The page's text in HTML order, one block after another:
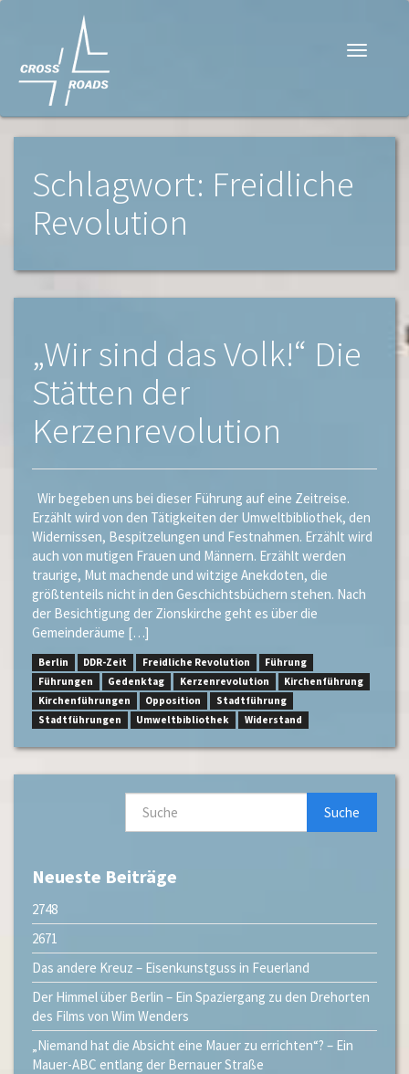
Schlagwort: Freidliche
Revolution
„Wir sind das Volk!“ Die
Stätten der
Kerzenrevolution
Wir begeben uns bei dieser Führung auf eine Zeitreise.
Erzählt wird von den Tätigkeiten der Umweltbibliothek, den
Widernissen, Bespitzelungen und Festnahmen. Erzählt wird
auch von mutigen Frauen und Männern. Erzählt werden
traurige, Mut machende und witzige Anekdoten, die
größtenteils nicht in den Geschichtsbüchern stehen. Nach
der Besichtigung der Zionskirche geht es über die
Gemeinderäume […]
Berlin DDR-Zeit Freidliche Revolution
Führung
Führungen
Gedenktag Kerzenrevolution
Kirchenführung
Kirchenführungen
Opposition
Stadtführung
Stadtführungen
Umweltbibliothek Widerstand
Suche
Neueste Beiträge
2748
2671
Das andere Kreuz – Eisenkunstguss in Feuerland
Der Himmel über Berlin – Ein Spaziergang zu den Drehorten
des Films von Wim Wenders
„Niemand hat die Absicht eine Mauer zu errichten“? – Ein
Mauer-ABC entlang der Bernauer Straße